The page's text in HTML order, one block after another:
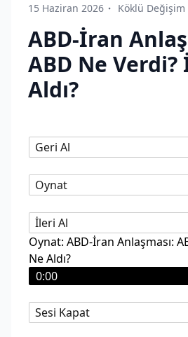
15 Haziran 2026 Köklü Değişim
ABD-İran
ABD Ne
Aldı?
Geri Al
Oynat
İleri Al
Oynat: ABD-İran Anlaşması:
Ne Aldı?
0:00
Sesi Kapat